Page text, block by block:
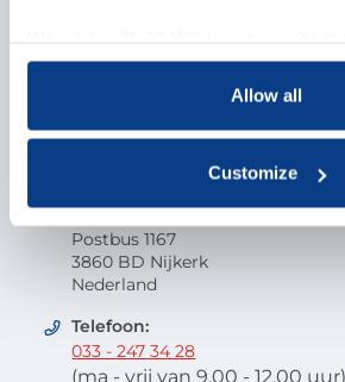
process your information.
Allow all
Customize
Contactgegevens
Postbus 1167
3860 BD Nijkerk
Nederland
Telefoon:
033 - 247 34 28
(ma - vrij van 9.00 - 12.00 uur)